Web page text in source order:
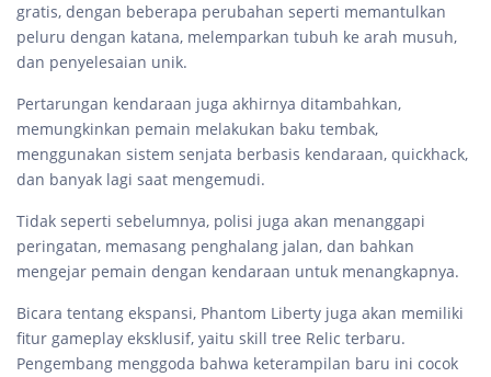
gratis, dengan beberapa perubahan seperti memantulkan
peluru dengan katana, melemparkan tubuh ke arah musuh,
dan penyelesaian unik.
Pertarungan kendaraan juga akhirnya ditambahkan,
memungkinkan pemain melakukan baku tembak,
menggunakan sistem senjata berbasis kendaraan, quickhack,
dan banyak lagi saat mengemudi.
Tidak seperti sebelumnya, polisi juga akan menanggapi
peringatan, memasang penghalang jalan, dan bahkan
mengejar pemain dengan kendaraan untuk menangkapnya.
Bicara tentang ekspansi, Phantom Liberty juga akan memiliki
fitur gameplay eksklusif, yaitu skill tree Relic terbaru.
Pengembang menggoda bahwa keterampilan baru ini cocok